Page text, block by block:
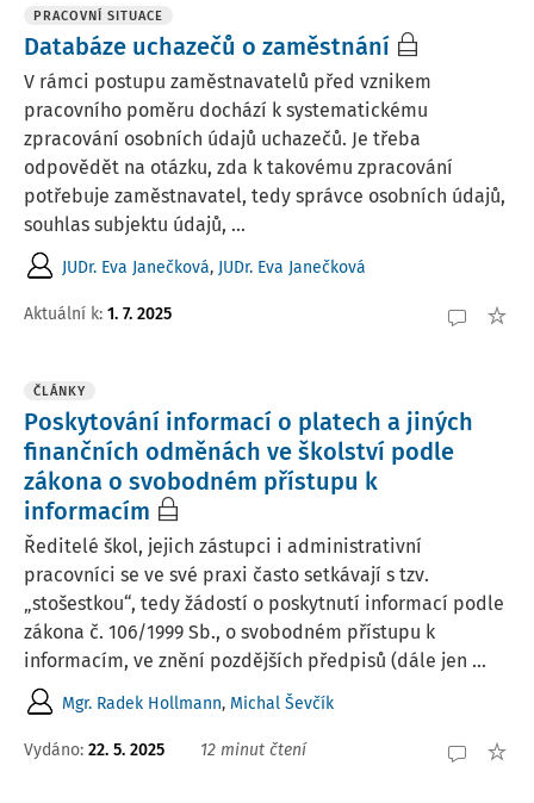
PRACOVNÍ SITUACE
Databáze uchazečů o zaměstnání
V rámci postupu zaměstnavatelů před vznikem
pracovního poměru dochází k systematickému
zpracování osobních údajů uchazečů. Je třeba
odpovědět na otázku, zda k takovému zpracování
potřebuje zaměstnavatel, tedy správce osobních údajů,
souhlas subjektu údajů, ...
JUDr. Eva Janečková, JUDr. Eva Janečková
Aktuální k: 1. 7. 2025
ČLÁNKY
Poskytování informací o platech a jiných
finančních odměnách ve školství podle
zákona o svobodném přístupu k
informacím
Ředitelé škol, jejich zástupci i administrativní
pracovníci se ve své praxi často setkávají s tzv.
„stošestkou“, tedy žádostí o poskytnutí informací podle
zákona č. 106/1999 Sb., o svobodném přístupu k
informacím, ve znění pozdějších předpisů (dále jen ...
Mgr. Radek Hollmann, Michal Ševčík
Vydáno: 22. 5. 2025 12 minut čtení